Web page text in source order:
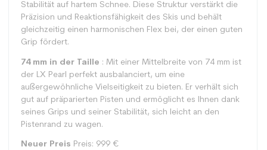
Stabilität auf hartem Schnee. Diese Struktur verstärkt die
Präzision und Reaktionsfähigkeit des Skis und behält
gleichzeitig einen harmonischen Flex bei, der einen guten
Grip fördert.
74 mm in der Taille : Mit einer Mittelbreite von 74 mm ist
der LX Pearl perfekt ausbalanciert, um eine
außergewöhnliche Vielseitigkeit zu bieten. Er verhält sich
gut auf präparierten Pisten und ermöglicht es Ihnen dank
seines Grips und seiner Stabilität, sich leicht an den
Pistenrand zu wagen.
Neuer Preis Preis: 999 €